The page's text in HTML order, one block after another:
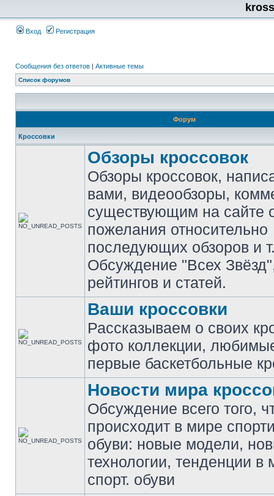
Вход Регистрация
Сообщения без ответов | Активные темы
Список форумов
Форум
Кроссовки
Обзоры кроссовок
Обзоры кроссовок,
вами, видеообзоры,
существующим на сайте
пожелания относительно
последующих обзоров и
Обсуждение "Всех
рейтингов и статей.
Ваши кроссовки
Рассказываем о своих
фото коллекции,
первые баскетбольные
Новости мира
Обсуждение всего того,
происходит в мире
обуви: новые модели,
технологии, тенденции в
спорт. обуви